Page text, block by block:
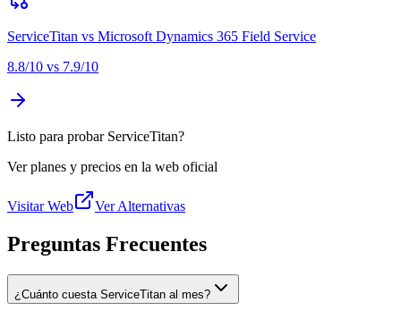
ServiceTitan vs Microsoft Dynamics 365 Field Service
8.8/10 vs 7.9/10
Listo para probar ServiceTitan?
Ver planes y precios en la web oficial
Visitar Web Ver Alternativas
Preguntas Frecuentes
¿Cuánto cuesta ServiceTitan al mes?